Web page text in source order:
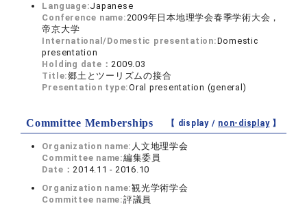
Language:Japanese
Conference name:2009年日本地理学会春季学術大会，
帝京大学
International/Domestic presentation:Domestic
presentation
Holding date：2009.03
Title:郷土とツーリズムの接合
Presentation type:Oral presentation (general)
Committee Memberships 【 display / non-display】
Organization name: 人文地理学会
Committee name:編集委員
Date：2014.11 - 2016.10
Organization name:観光学術学会
Committee name:評議員